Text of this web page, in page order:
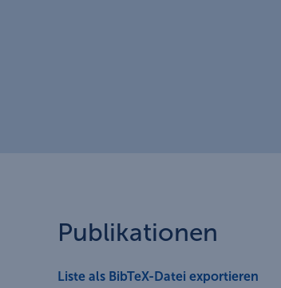
Publikationen
Liste als BibTeX-Datei exportieren